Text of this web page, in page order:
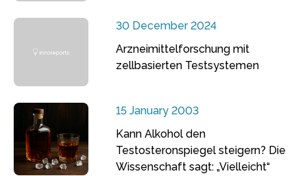
30 December 2024
Arzneimittelforschung mit
zellbasierten Testsystemen
15 January 2003
Kann Alkohol den
Testosteronspiegel steigern? Die
Wissenschaft sagt: „Vielleicht“